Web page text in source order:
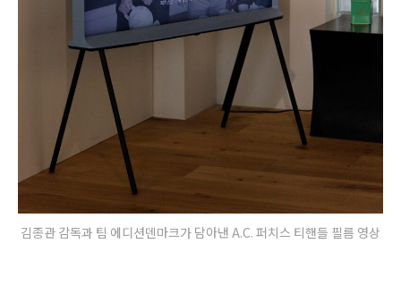
김종관 감독과 팀 에디션덴마크가 담아낸 A.C. 퍼치스 티핸들 필름 영상